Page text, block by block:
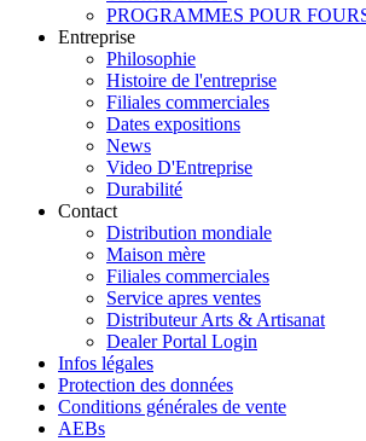
PROGRAMMES POUR
Entreprise
Philosophie
Histoire de l'entreprise
Filiales commerciales
Dates expositions
News
Video D'Entreprise
Durabilité
Contact
Distribution mondiale
Maison mère
Filiales commerciales
Service apres ventes
Distributeur Arts & Artisanat
Dealer Portal Login
Infos légales
Protection des données
Conditions générales de vente
AEBs